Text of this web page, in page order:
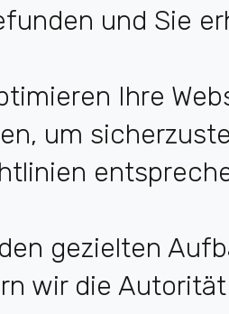
und Sie
Ihre
um
gezielten
wir die